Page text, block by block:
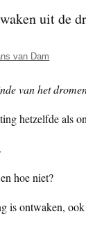
uit de
van Dam
van het
hetzelfde als
hoe niet?
is ontwaken,